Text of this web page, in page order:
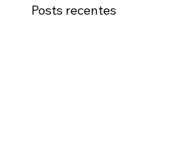
Posts recentes